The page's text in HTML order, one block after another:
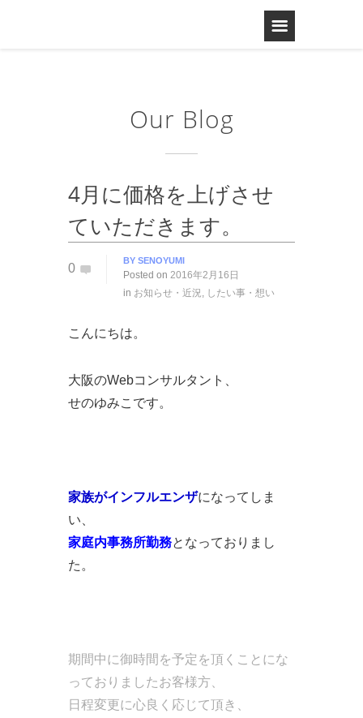
Our Blog
4月に価格を上げさせ
ていただきます。
0
BY SENOYUMI
Posted on 2016年2月16日
in お知らせ・近況, したい事・想い
こんにちは。
大阪のWebコンサルタント、
せのゆみこです。
家族がインフルエンザになってしま
い、
家庭内事務所勤務となっておりまし
た。
期間中に御時間を予定を頂くことにな
っておりましたお客様方、
日程変更に心良く応じて頂き、